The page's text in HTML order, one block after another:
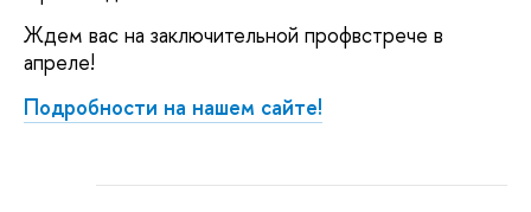
Ждем вас на заключительной профвстрече в
апреле!
Подробности на нашем сайте!